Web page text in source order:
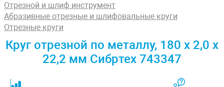
Отрезной и шлиф инструмент
Абразивные отрезные и шлифовальные круги
Отрезные круги
Круг отрезной по металлу, 180 х 2,0 х
22,2 мм Сибртех 743347